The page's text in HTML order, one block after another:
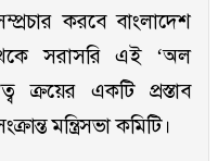
করবে বাংলাদেশ
সরাসরি এই ‘অল
ক্রয়ের একটি প্রস্তাব
মন্ত্রিসভা কমিটি।